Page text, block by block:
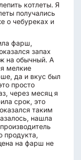
котлеты. Я
получались
о чебуреках и
фарш,
запах
на обычный. А
мелкие
да и вкус был
просто
через месяц я
срок, это
таким
нашла
продукта,
на фарш не